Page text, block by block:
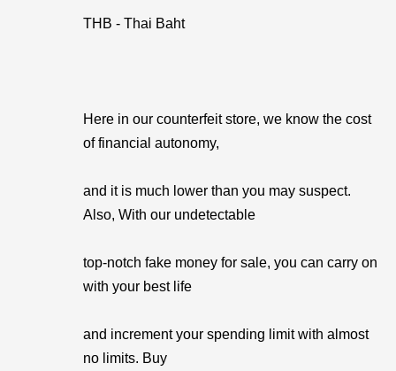
THB - Thai Baht
Here in our counterfeit store, we know the cost
of financial autonomy,
and it is much lower than you may suspect.
Also, With our undetectable
top-notch fake money for sale, you can carry on
with your best life
and increment your spending limit with almost
no limits. Buy